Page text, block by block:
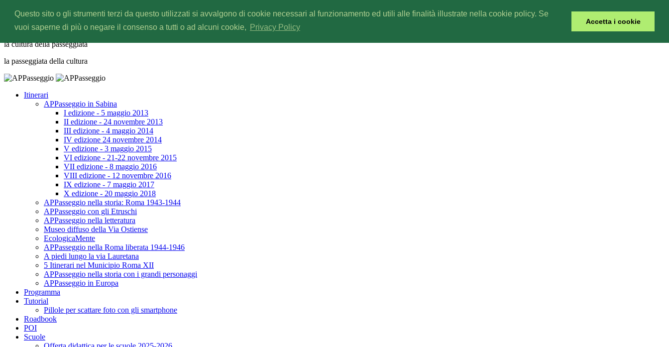
Questo sito o gli strumenti terzi da questo utilizzati si avvalgono di cookie necessari al funzionamento ed utili alle finalità illustrate nella cookie policy. Se
vuoi saperne di più o negare il consenso a tutti o ad alcuni cookie,
Privacy Policy
Accetta i cookie
APPasseggio
la cultura dellapasseggiata
la passeggiata della cultura
Itinerari
APPasseggio in Sabina
I edizione - 5 maggio 2013
II edizione - 24 novembre 2013
III edizione - 4 maggio 2014
IV edizione 24 novembre 2014
V edizione - 3 maggio 2015
VI edizione - 21-22 novembre 2015
VII edizione - 8 maggio 2016
VIII edizione - 12 novembre 2016
IX edizione - 7 maggio 2017
X edizione - 20 maggio 2018
APPasseggio nella storia: Roma 1943-1944
APPasseggio con gli Etruschi
APPasseggio nella letteratura
Museo diffuso della Via Ostiense
EcologicaMente
APPasseggio nella Roma liberata 1944-1946
A piedi lungo la via Lauretana
5 Itinerari nel Municipio Roma XII
APPasseggio nella storia con i grandi personaggi
APPasseggio in Europa
Programma
Tutorial
Pillole per scattare foto con gli smartphone
Roadbook
POI
Scuole